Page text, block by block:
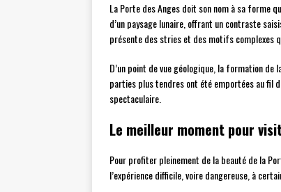
La Porte des Anges doit son nom à sa forme
d’un paysage lunaire, offrant un contraste
présente des stries et des motifs complexes
D’un point de vue géologique, la formation
parties plus tendres ont été emportées au fil
spectaculaire.
Le meilleur moment pour
Pour profiter pleinement de la beauté de la
l’expérience difficile, voire dangereuse, à